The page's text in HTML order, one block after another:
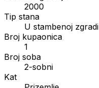
2000
Tip stana
U stambenoj zgradi
Broj kupaonica
1
Broj soba
2-sobni
Kat